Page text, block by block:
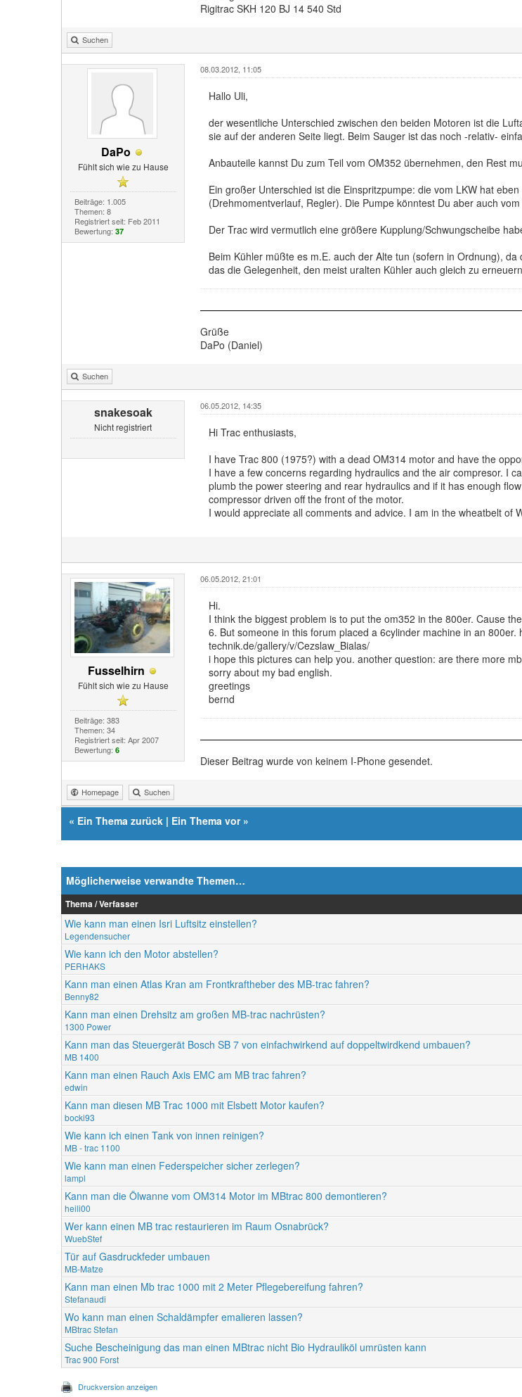
Rigitrac SKH 120 BJ 14 540 Std
Suchen
DaPo
Fühlt sich wie zu Hause
Beiträge: 1.005
Themen: 8
Registriert seit: Feb 2011
Bewertung: 37
08.03.2012, 11:05
Hallo Uli,
der wesentliche Unterschied zwischen den beiden Motoren ist die
sie auf der anderen Seite liegt. Beim Sauger ist das noch -relativ-
Anbauteile kannst Du zum Teil vom OM352 übernehmen, den Rest
Ein großer Unterschied ist die Einspritzpumpe: die vom LKW hat
(Drehmomentverlauf, Regler). Die Pumpe könntest Du aber auch
Der Trac wird vermutlich eine größere Kupplung/Schwungscheibe
Beim Kühler müßte es m.E. auch der Alte tun (sofern in Ordnung),
das die Gelegenheit, den meist uralten Kühler auch gleich zu
Grüße
DaPo (Daniel)
Suchen
snakesoak
Nicht registriert
06.05.2012, 14:35
Hi Trac enthusiasts,
I have Trac 800 (1975?) with a dead OM314 motor and have the
I have a few concerns regarding hydraulics and the air compresor. I
plumb the power steering and rear hydraulics and if it has enough
compressor driven off the front of the motor.
I would appreciate all comments and advice. I am in the wheatbelt of
Fusselhirn
Fühlt sich wie zu Hause
Beiträge: 383
Themen: 34
Registriert seit: Apr 2007
Bewertung: 6
06.05.2012, 21:01
Hi.
I think the biggest problem is to put the om352 in the 800er. Cause
6. But someone in this forum placed a 6cylinder machine in an
technik.de/gallery/v/Cezslaw_Bialas/
i hope this pictures can help you. another question: are there more
sorry about my bad english.
greetings
bernd
Dieser Beitrag wurde von keinem I-Phone gesendet.
Homepage Suchen
« Ein Thema zurück | Ein Thema vor»
Möglicherweise verwandte Themen…
Thema / Verfasser
Wie kann man einen Isri Luftsitz einstellen?
Legendensucher
Wie kann ich den Motor abstellen?
PERHAKS
Kann man einen Atlas Kran am Frontkraftheber des MB-trac fahren?
Benny82
Kann man einen Drehsitz am großen MB-trac nachrüsten?
1300 Power
Kann man das Steuergerät Bosch SB 7 von einfachwirkend auf doppeltwirdkend umbauen?
MB 1400
Kann man einen Rauch Axis EMC am MB trac fahren?
edwin
Kann man diesen MB Trac 1000 mit Elsbett Motor kaufen?
bocki93
Wie kann ich einen Tank von innen reinigen?
MB - trac 1100
Wie kann man einen Federspeicher sicher zerlegen?
lampl
Kann man die Ölwanne vom OM314 Motor im MBtrac 800 demontieren?
heili00
Wer kann einen MB trac restaurieren im Raum Osnabrück?
WuebStef
Tür auf Gasdruckfeder umbauen
MB-Matze
Kann man einen Mb trac 1000 mit 2 Meter Pflegebereifung fahren?
Stefanaudi
Wo kann man einen Schaldämpfer emalieren lassen?
MBtrac Stefan
Suche Bescheinigung das man einen MBtrac nicht Bio Hydrauliköl umrüsten kann
Trac 900 Forst
Druckversion anzeigen